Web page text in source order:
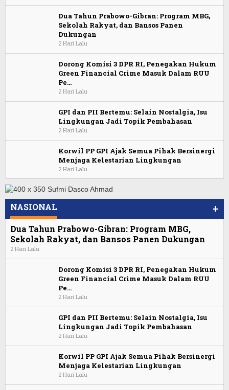
Dua Tahun Prabowo-Gibran: Program MBG,
Sekolah Rakyat, dan Bansos Panen
Dukungan
2 Hari Lalu
Dorong Komisi 3 DPR RI, Penegakan Hukum
Green Financial Crime Masuk Dalam RUU
Pe…
2 Hari Lalu
GPI dan PII Bertemu: Selain Nostalgia, Isu
Lingkungan Jadi Topik Pembahasan
2 Hari Lalu
Korwil PP GPI Ajak Semua Pihak Bersinergi
Menjaga Kelestarian Lingkungan
2 Hari Lalu
NASIONAL +
Dua Tahun Prabowo-Gibran: Program MBG,
Sekolah Rakyat, dan Bansos Panen Dukungan
2 Hari Lalu
Dorong Komisi 3 DPR RI, Penegakan Hukum
Green Financial Crime Masuk Dalam RUU
Pe…
2 Hari Lalu
GPI dan PII Bertemu: Selain Nostalgia, Isu
Lingkungan Jadi Topik Pembahasan
2 Hari Lalu
Korwil PP GPI Ajak Semua Pihak Bersinergi
Menjaga Kelestarian Lingkungan
2 Hari Lalu